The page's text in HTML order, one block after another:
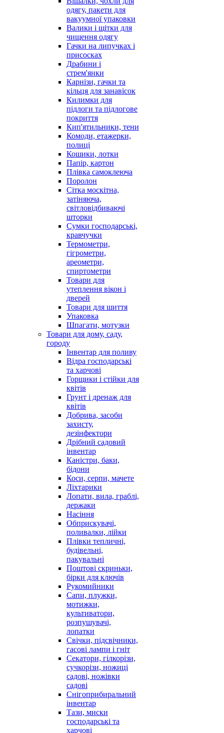
одягу, пакети для
вакуумної упаковки
Валики і щітки для
чищення одягу
Гачки на липучках і
присосках
Драбини і
стрем'янки
Карнізи, гачки та
кільця для занавісок
Килимки для
підлоги та підлогове
покриття
Кип'ятильники, тени
Комоди, етажерки,
полиці
Кошики, лотки
Папір, картон
Плівка самоклеюча
Поролон
Сітка москітна,
затіняюча,
світловідбиваючі
шторки
Сумки господарські,
кравчучки
Термометри,
гігрометри,
ареометри,
спиртометри
Товари для
утеплення вікон і
дверей
Товари для шиття
Упаковка
Шпагати, мотузки
Товари для дому, саду,
городу
Інвентар для поливу
Відра господарські
та харчові
Горщики і стійки для
квітів
Грунт і дренаж для
квітів
Добрива, засоби
захисту,
дезінфектори
Дрібний садовий
інвентар
Каністри, баки,
бідони
Коси, серпи, мачете
Ліхтарики
Лопати, вила, граблі,
держаки
Насіння
Обприскувачі,
поливалки, лійки
Плівки тепличні,
будівельні,
пакувальні
Поштові скриньки,
бірки для ключів
Рукомийники
Сапи, плужки,
мотижки,
культиватори,
розпушувачі,
лопатки
Свічки, підсвічники,
гасові лампи і гніт
Секатори, гілкорізи,
сучкорізи, ножиці
садові, ножівки
садові
Снігоприбиральний
інвентар
Тази, миски
господарські та
харчові